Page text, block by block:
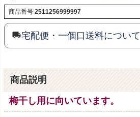
商品番号 2511256999997
宅配便・一個口送料について
商品説明
梅干し用に向いています。